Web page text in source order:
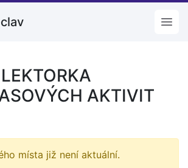
AKTIVIT
místa již není aktuální.